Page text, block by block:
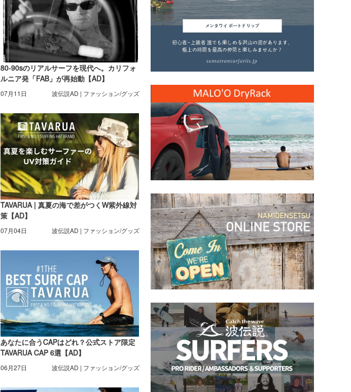
80-90sのリアルサーフを現代へ。カリフォ
ルニア発「FAB」が再始動【AD】
07月11日 波伝説AD | ファッション/グッズ
TAVARUA | 真夏の海で差がつくW紫外線対
策【AD】
07月04日 波伝説AD | ファッション/グッズ
あなたに合うCAPはどれ？公式ストア限定
TAVARUA CAP 6選【AD】
06月27日 波伝説AD | ファッション/グッズ